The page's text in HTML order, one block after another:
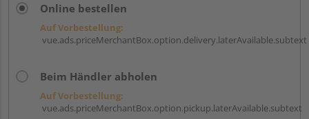
Online bestellen
Auf Vorbestellung:
vue.ads.priceMerchantBox.option.delivery.laterAvailable.subtext
Beim Händler abholen
Auf Vorbestellung:
vue.ads.priceMerchantBox.option.pickup.laterAvailable.subtext